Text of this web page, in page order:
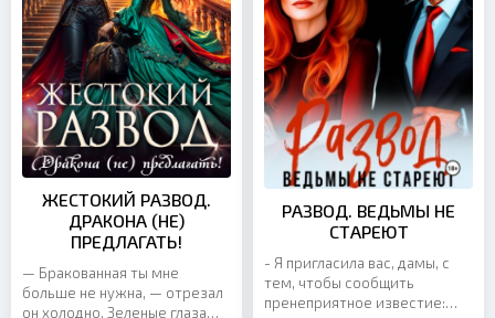
ЖЕСТОКИЙ РАЗВОД.
ДРАКОНА (НЕ)
ПРЕДЛАГАТЬ!
— Бракованная ты мне
больше не нужна, — отрезал
он холодно. Зеленые глаза
РАЗВОД. ВЕДЬМЫ НЕ
СТАРЕЮТ
- Я пригласила вас, дамы, с
тем, чтобы сообщить
пренеприятное известие: